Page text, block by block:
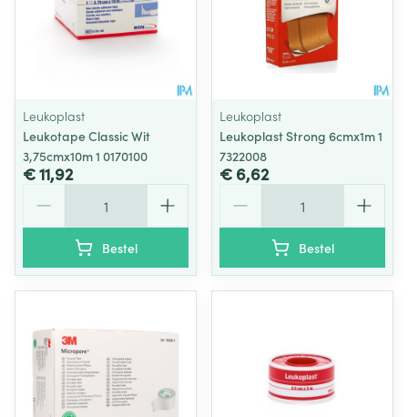
Leukoplast
Leukotape Classic Wit
3,75cmx10m 1 0170100
€ 11,92
Bestel
Leukoplast
Leukoplast Strong 6cmx1m 1
7322008
€ 6,62
Bestel